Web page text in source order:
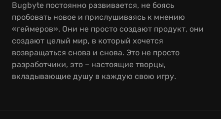
Bugbyte постоянно развивается, не боясь
пробовать новое и прислушиваясь к мнению
«геймеров». Они не просто создают продукт, они
создают целый мир, в который хочется
возвращаться снова и снова. Это не просто
разработчики, это – настоящие творцы,
вкладывающие душу в каждую свою игру.